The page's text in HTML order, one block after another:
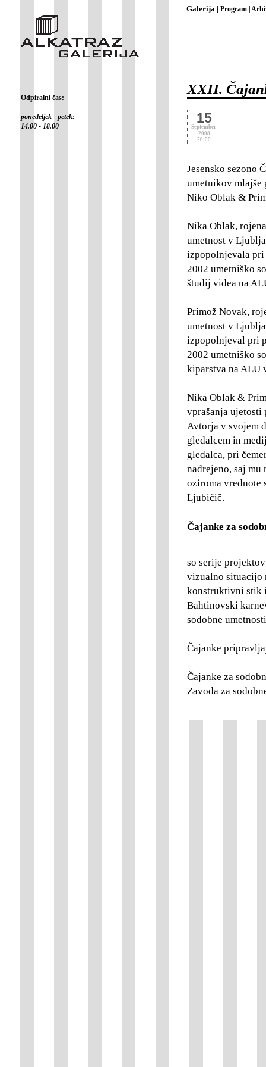
Galerija | Program |
Odpiralni čas:
ponedeljek - petek:
14.00 - 18.00
XXII.
15
September
2008
20:00
Jesensko sezono
umetnikov mlajše
Niko Oblak &
Nika Oblak,
umetnost v
izpopolnjevala pri
2002 umetniško
študij videa na
Primož Novak,
umetnost v
izpopolnjeval pri
2002 umetniško
kiparstva na ALU
Nika Oblak &
vprašanja ujetosti
Avtorja v svojem
gledalcem in
gledalca, pri
nadrejeno, saj
oziroma vrednote
Ljubičič.
Čajanke za
so serije
vizualno situacijo
konstruktivni stik
Bahtinovski
sodobne
Čajanke
Čajanke za
Zavoda za